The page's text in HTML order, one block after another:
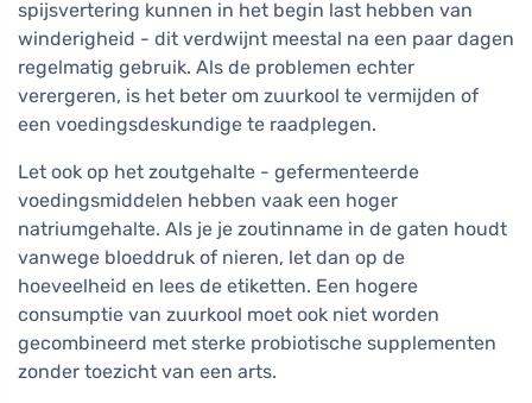
spijsvertering kunnen in het begin last hebben van
winderigheid - dit verdwijnt meestal na een paar dagen
regelmatig gebruik. Als de problemen echter
verergeren, is het beter om zuurkool te vermijden of
een voedingsdeskundige te raadplegen.
Let ook op het zoutgehalte - gefermenteerde
voedingsmiddelen hebben vaak een hoger
natriumgehalte. Als je je zoutinname in de gaten houdt
vanwege bloeddruk of nieren, let dan op de
hoeveelheid en lees de etiketten. Een hogere
consumptie van zuurkool moet ook niet worden
gecombineerd met sterke probiotische supplementen
zonder toezicht van een arts.